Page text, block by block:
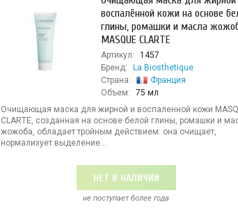
воспалённой кожи на основе
глины, ромашки и масла
MASQUE CLARTE
Артикул:
1457
Бренд:
La Biosthetique
Страна:
Франция
Объем:
75 мл
Очищающая маска для жирной и воспаленной кожи
CLARTE, созданная на основе белой глины, ромашки и
жожоба, обладает тройным действием: она очищает,
нормализует выделение...
НЕТ В НАЛИЧИИ
не поступает более года